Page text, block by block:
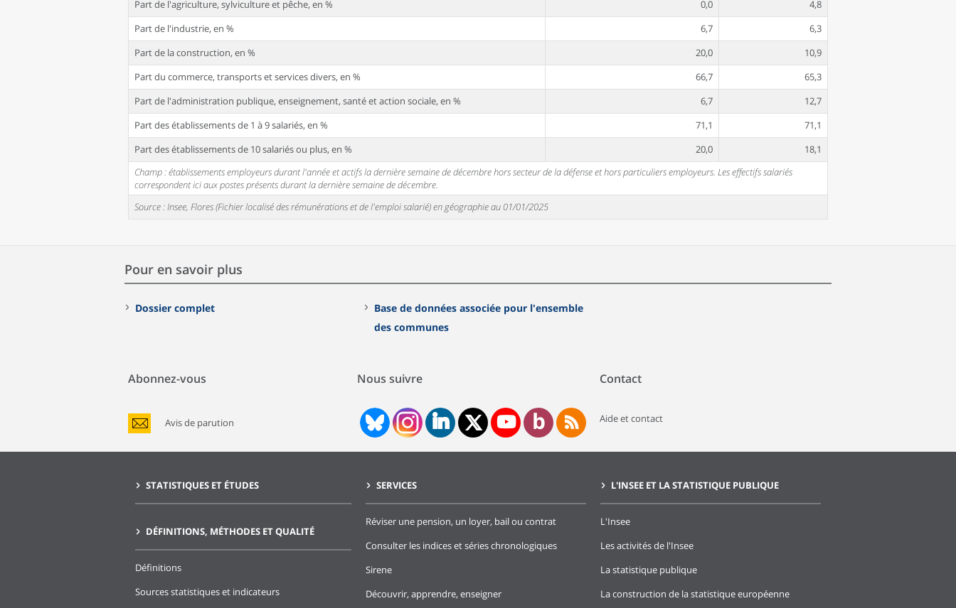
Part de l'agriculture, sylviculture et pêche, en %
0,0
4,8
Part de l'industrie, en %
6,7
6,3
Part de la construction, en %
20,0
10,9
Part du commerce, transports et services divers, en %
66,7
65,3
Part de l'administration publique, enseignement, santé et action sociale, en %
6,7
12,7
Part des établissements de 1 à 9 salariés, en %
71,1
71,1
Part des établissements de 10 salariés ou plus, en %
20,0
18,1
Champ : établissements employeurs durant l'année et actifs la dernière semaine de décembre hors secteur de la défense et hors particuliers employeurs. Les effectifs salariés
correspondent ici aux postes présents durant la dernière semaine de décembre.
Source : Insee, Flores (Fichier localisé des rémunérations et de l'emploi salarié) en géographie au 01/01/2025
Pour en savoir plus
Dossier complet
Base de données associée pour l'ensemble
des communes
Abonnez-vous
Avis de parution
Nous suivre Contact
Aide et contact
STATISTIQUES ET ÉTUDES
DÉFINITIONS, MÉTHODES ET QUALITÉ
Définitions
Sources statistiques et indicateurs
SERVICES
Réviser une pension, un loyer, bail ou contrat
Consulter les indices et séries chronologiques
Sirene
Découvrir, apprendre, enseigner
L'INSEE ET LA STATISTIQUE PUBLIQUE
L'Insee
Les activités de l'Insee
La statistique publique
La construction de la statistique européenne